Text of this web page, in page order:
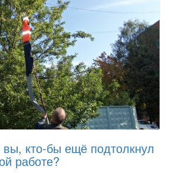
кто-бы ещё подтолкнул
работе?